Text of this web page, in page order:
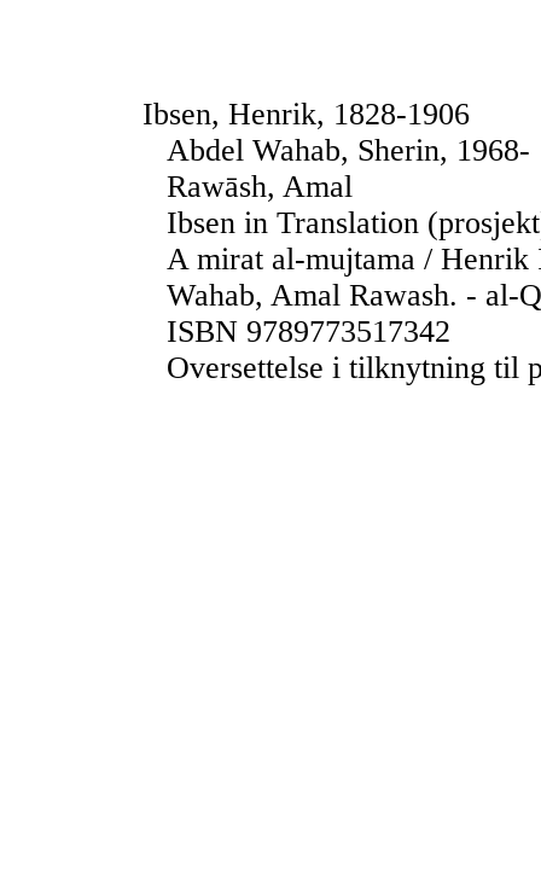
Ibsen, Henrik, 1828-1906
Abdel Wahab, Sherin, 1968-
Rawāsh, Amal
Ibsen in Translation
A mirat al-mujtama /
Wahab, Amal Rawash. - al-
ISBN 9789773517342
Oversettelse i tilknytning til